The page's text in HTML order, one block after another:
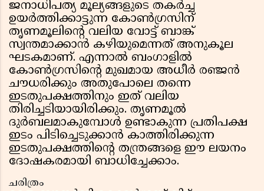
ജനാധിപത്യ മൂല്യങ്ങളുടെ തകർച്ച
ഉയർത്തിക്കാട്ടുന്ന കോൺഗ്രസിന്
തൃണമൂലിൻ്റെ വലിയ വോട്ട് ബാങ്ക്
സ്വന്തമാക്കാൻ കഴിയുമെന്നത് അനുകൂല
ഘടകമാണ്. എന്നാൽ ബംഗാളിൽ
കോൺഗ്രസിൻ്റെ മുഖമായ അധീർ രഞ്ജൻ
ചൗധരിക്കും അതുപോലെ തന്നെ
ഇടതുപക്ഷത്തിനും ഇത് വലിയ
തിരിച്ചടിയായിരിക്കും. തൃണമൂൽ
ദുർബലമാകുമ്പോൾ ഉണ്ടാകുന്ന പ്രതിപക്ഷ
ഇടം പിടിച്ചെടുക്കാൻ കാത്തിരിക്കുന്ന
ഇടതുപക്ഷത്തിൻ്റെ തന്ത്രങ്ങളെ ഈ ലയനം
ദോഷകരമായി ബാധിച്ചേക്കാം.
ചരിത്രം